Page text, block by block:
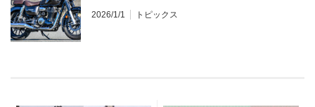
2026/1/1 トピックス